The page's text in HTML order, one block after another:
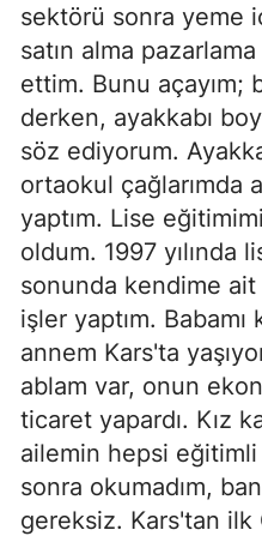
sektörü sonra yeme
satın alma
ettim. Bunu açayım;
derken, ayakkabı
söz ediyorum.
ortaokul çağlarımda
yaptım. Lise
oldum. 1997 yılında
sonunda kendime
işler yaptım.
annem Kars'ta
ablam var, onun
ticaret yapardı. Kız
ailemin hepsi
sonra okumadım,
gereksiz. Kars'tan ilk